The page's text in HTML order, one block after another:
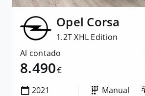
Opel Corsa
1.2T XHL Edition
Al contado
8.490€
2021 Manual